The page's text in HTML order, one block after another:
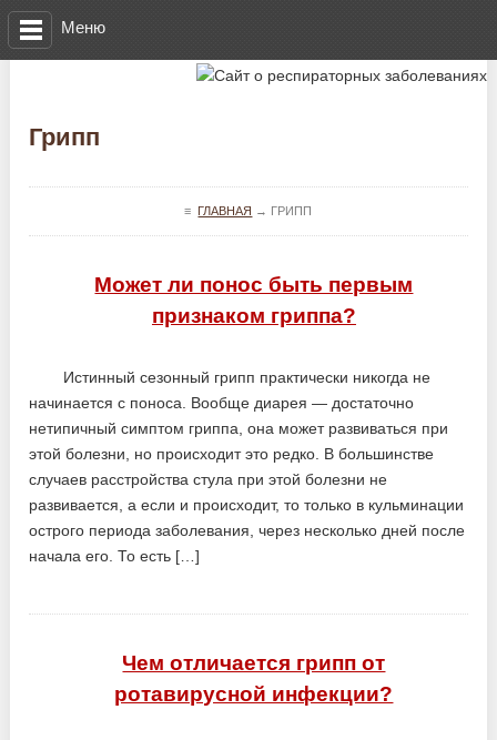
Грипп
≡ ГЛАВНАЯ → ГРИПП
Может ли понос быть первым
признаком гриппа?
Истинный сезонный грипп практически никогда не
начинается с поноса. Вообще диарея — достаточно
нетипичный симптом гриппа, она может развиваться при
этой болезни, но происходит это редко. В большинстве
случаев расстройства стула при этой болезни не
развивается, а если и происходит, то только в кульминации
острого периода заболевания, через несколько дней после
начала его. То есть […]
Чем отличается грипп от
ротавирусной инфекции?
Меню